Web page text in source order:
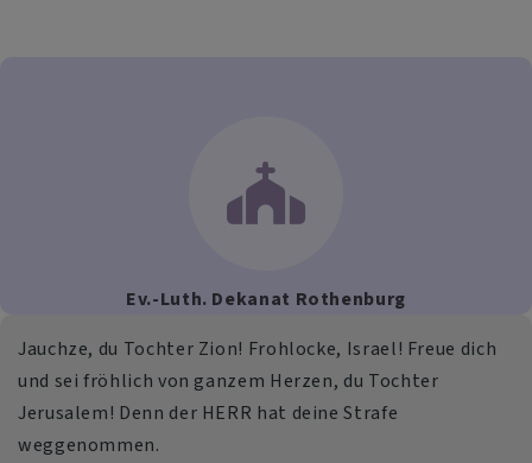
Ev.-Luth. Dekanat Rothenburg
Jauchze, du Tochter Zion! Frohlocke, Israel! Freue dich
und sei fröhlich von ganzem Herzen, du Tochter
Jerusalem! Denn der HERR hat deine Strafe
weggenommen.